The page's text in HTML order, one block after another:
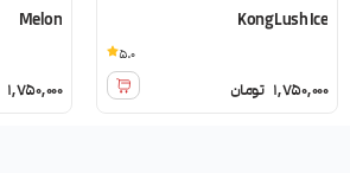
Kong Lush Ice
1,750,000 تومان
5.0
Melon
1,750,000